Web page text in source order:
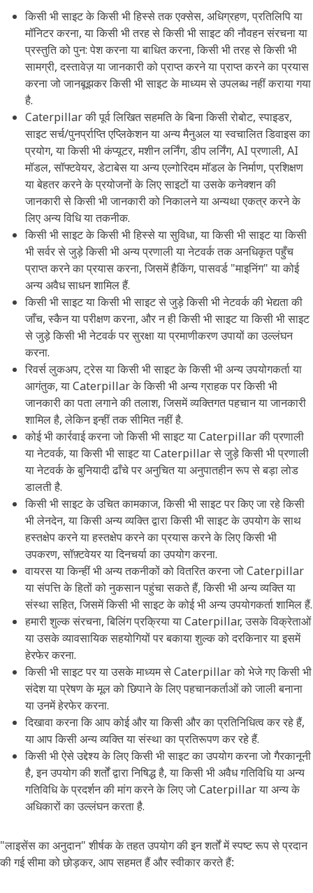
किसी भी साइट के किसी भी हिस्से तक एक्सेस, अधिग्रहण, प्रतिलिपि या
मॉनिटर करना, या किसी भी तरह से किसी भी साइट की नौवहन संरचना या
प्रस्तुति को पुन: पेश करना या बाधित करना, किसी भी तरह से किसी भी
सामग्री, दस्तावेज़ या जानकारी को प्राप्त करने या प्राप्त करने का प्रयास
करना जो जानबूझकर किसी भी साइट के माध्यम से उपलब्ध नहीं कराया गया
है.
Caterpillar की पूर्व लिखित सहमति के बिना किसी रोबोट, स्पाइडर,
साइट सर्च/पुनर्प्राप्ति एप्लिकेशन या अन्य मैनुअल या स्वचालित डिवाइस का
प्रयोग, या किसी भी कंप्यूटर, मशीन लर्निंग, डीप लर्निंग, AI प्रणाली, AI
मॉडल, सॉफ्टवेयर, डेटाबेस या अन्य एल्गोरिदम मॉडल के निर्माण, प्रशिक्षण
या बेहतर करने के प्रयोजनों के लिए साइटों या उसके कनेक्शन की
जानकारी से किसी भी जानकारी को निकालने या अन्यथा एकत्र करने के
लिए अन्य विधि या तकनीक.
किसी भी साइट के किसी भी हिस्से या सुविधा, या किसी भी साइट या किसी
भी सर्वर से जुड़े किसी भी अन्य प्रणाली या नेटवर्क तक अनधिकृत पहुँच
प्राप्त करने का प्रयास करना, जिसमें हैकिंग, पासवर्ड "माइनिंग" या कोई
अन्य अवैध साधन शामिल हैं.
किसी भी साइट या किसी भी साइट से जुड़े किसी भी नेटवर्क की भेद्यता की
जाँच, स्कैन या परीक्षण करना, और न ही किसी भी साइट या किसी भी साइट
से जुड़े किसी भी नेटवर्क पर सुरक्षा या प्रमाणीकरण उपायों का उल्लंघन
करना.
रिवर्स लुकअप, ट्रेस या किसी भी साइट के किसी भी अन्य उपयोगकर्ता या
आगंतुक, या Caterpillar के किसी भी अन्य ग्राहक पर किसी भी
जानकारी का पता लगाने की तलाश, जिसमें व्यक्तिगत पहचान या जानकारी
शामिल है, लेकिन इन्हीं तक सीमित नहीं है.
कोई भी कार्रवाई करना जो किसी भी साइट या Caterpillar की प्रणाली
या नेटवर्क, या किसी भी साइट या Caterpillar से जुड़े किसी भी प्रणाली
या नेटवर्क के बुनियादी ढाँचे पर अनुचित या अनुपातहीन रूप से बड़ा लोड
डालती है.
किसी भी साइट के उचित कामकाज, किसी भी साइट पर किए जा रहे किसी
भी लेनदेन, या किसी अन्य व्यक्ति द्वारा किसी भी साइट के उपयोग के साथ
हस्तक्षेप करने या हस्तक्षेप करने का प्रयास करने के लिए किसी भी
उपकरण, सॉफ़्टवेयर या दिनचर्या का उपयोग करना.
वायरस या किन्हीं भी अन्य तकनीकों को वितरित करना जो Caterpillar
या संपत्ति के हितों को नुकसान पहुंचा सकते हैं, किसी भी अन्य व्यक्ति या
संस्था सहित, जिसमें किसी भी साइट के कोई भी अन्य उपयोगकर्ता शामिल हैं.
हमारी शुल्क संरचना, बिलिंग प्रक्रिया या Caterpillar, उसके विक्रेताओं
या उसके व्यावसायिक सहयोगियों पर बकाया शुल्क को दरकिनार या इसमें
हेरफेर करना.
किसी भी साइट पर या उसके माध्यम से Caterpillar को भेजे गए किसी भी
संदेश या प्रेषण के मूल को छिपाने के लिए पहचानकर्ताओं को जाली बनाना
या उनमें हेरफेर करना.
दिखावा करना कि आप कोई और या किसी और का प्रतिनिधित्व कर रहे हैं,
या आप किसी अन्य व्यक्ति या संस्था का प्रतिरूपण कर रहे हैं.
किसी भी ऐसे उद्देश्य के लिए किसी भी साइट का उपयोग करना जो गैरकानूनी
है, इन उपयोग की शर्तों द्वारा निषिद्ध है, या किसी भी अवैध गतिविधि या अन्य
गतिविधि के प्रदर्शन की मांग करने के लिए जो Caterpillar या अन्य के
अधिकारों का उल्लंघन करता है.
"लाइसेंस का अनुदान" शीर्षक के तहत उपयोग की इन शर्तों में स्पष्ट रूप से प्रदान
की गई सीमा को छोड़कर, आप सहमत हैं और स्वीकार करते हैं: